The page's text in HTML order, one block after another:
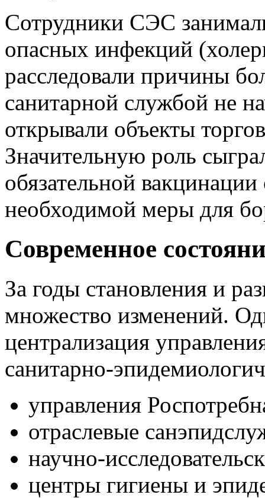
Сотрудники СЭС
опасных инфекций
расследовали причины
санитарной службой не
открывали объекты
Значительную роль
обязательной
необходимой меры для
Современное
За годы становления и
множество изменений.
централизация
санитарно-
управления
отраслевые
научно-
центры гигиены и